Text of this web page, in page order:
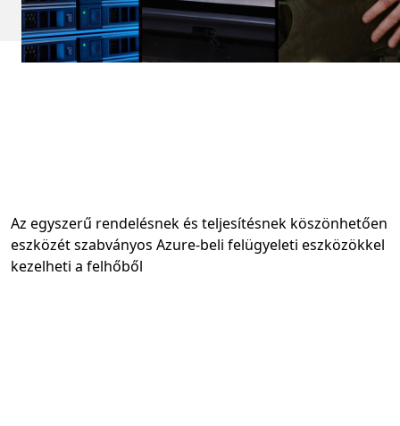
Az egyszerű rendelésnek és teljesítésnek köszönhetően
eszközét szabványos Azure-beli felügyeleti eszközökkel
kezelheti a felhőből